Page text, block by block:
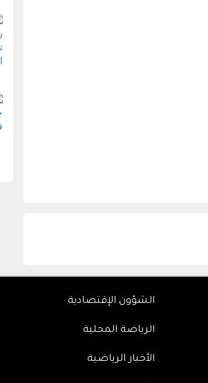
الشؤون الإقتصادية
الرياضة المحلية
الأخبار الرياضية